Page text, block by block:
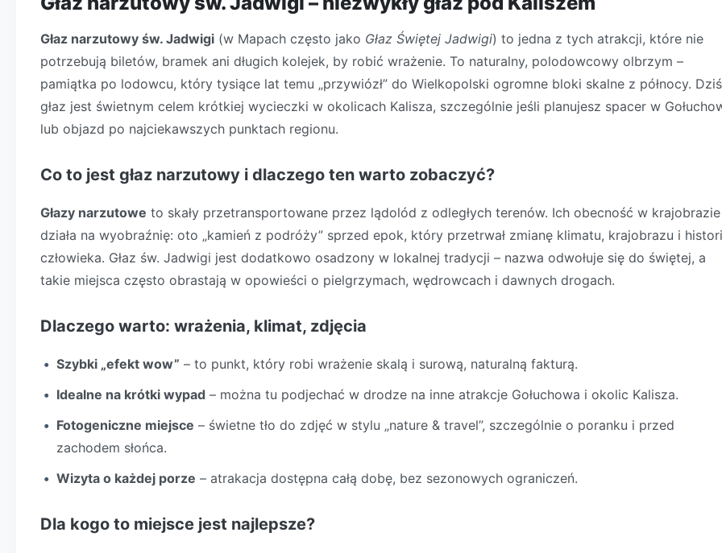
Głaz narzutowy św. Jadwigi (w Mapach często jako Głaz Świętej Jadwigi) to jedna z tych atrakcji, które nie
potrzebują biletów, bramek ani długich kolejek, by robić wrażenie. To naturalny, polodowcowy olbrzym –
pamiątka po lodowcu, który tysiące lat temu „przywiózł” do Wielkopolski ogromne bloki skalne z północy. Dziś
głaz jest świetnym celem krótkiej wycieczki w okolicach Kalisza, szczególnie jeśli planujesz spacer w
lub objazd po najciekawszych punktach regionu.
Co to jest głaz narzutowy i dlaczego ten warto zobaczyć?
Głazy narzutowe to skały przetransportowane przez lądolód z odległych terenów. Ich obecność w krajobrazie
działa na wyobraźnię: oto „kamień z podróży” sprzed epok, który przetrwał zmianę klimatu, krajobrazu i
człowieka. Głaz św. Jadwigi jest dodatkowo osadzony w lokalnej tradycji – nazwa odwołuje się do świętej, a
takie miejsca często obrastają w opowieści o pielgrzymach, wędrowcach i dawnych drogach.
Dlaczego warto: wrażenia, klimat, zdjęcia
Szybki „efekt wow” – to punkt, który robi wrażenie skalą i surową, naturalną fakturą.
Idealne na krótki wypad – można tu podjechać w drodze na inne atrakcje Gołuchowa i okolic Kalisza.
Fotogeniczne miejsce – świetne tło do zdjęć w stylu „nature & travel”, szczególnie o poranku i przed
zachodem słońca.
Wizyta o każdej porze – atrakacja dostępna całą dobę, bez sezonowych ograniczeń.
Dla kogo to miejsce jest najlepsze?